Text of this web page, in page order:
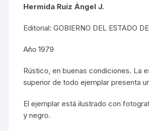
Hermida Ruiz Ángel J.
Editorial: GOBIERNO DEL ESTADO
Año 1979
Rústico, en buenas condiciones. La
superior de todo ejemplar presenta
El ejemplar está ilustrado con
y negro.